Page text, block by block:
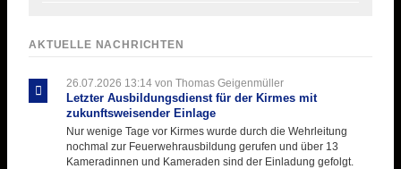
AKTUELLE NACHRICHTEN
26.07.2026 13:14von Thomas Geigenmüller
Letzter Ausbildungsdienst für der Kirmes mit
zukunftsweisender Einlage
Nur wenige Tage vor Kirmes wurde durch die Wehrleitung
nochmal zur Feuerwehrausbildung gerufen und über 13
Kameradinnen und Kameraden sind der Einladung gefolgt.